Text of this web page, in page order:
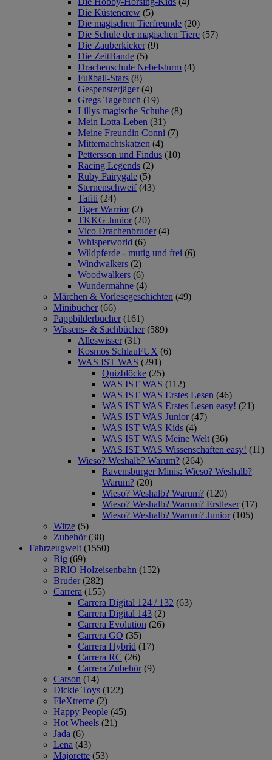
Die Küstencrew (5)
Die magischen Tierfreunde (20)
Die Schule der magischen Tiere (57)
Die Zauberkicker (9)
Die ZeitBande (5)
Drachenschule Nebelsturm (4)
Fußball-Stars (8)
Gespensterjäger (4)
Gregs Tagebuch (19)
Lillys magische Schuhe (8)
Mein Lotta-Leben (31)
Meine Freundin Conni (7)
Mitternachtskatzen (4)
Pettersson und Findus (10)
Racing Legends (2)
Ruby Fairygale (5)
Sternenschweif (43)
Tafiti (24)
Tiger Warrior (2)
TKKG Junior (20)
Vico Drachenbruder (4)
Whisperworld (6)
Wildpferde - mutig und frei (6)
Windwalkers (2)
Woodwalkers (6)
Wundermähne (4)
Märchen & Vorlesegeschichten (49)
Minibücher (66)
Pappbilderbücher (161)
Wissens- & Sachbücher (589)
Alleswisser (31)
Kosmos SchlauFUX (6)
WAS IST WAS (291)
Quizblöcke (25)
WAS IST WAS (112)
WAS IST WAS Erstes Lesen (46)
WAS IST WAS Erstes Lesen easy! (21)
WAS IST WAS Junior (47)
WAS IST WAS Kids (4)
WAS IST WAS Meine Welt (36)
WAS IST WAS Wissenschaften easy! (11)
Wieso? Weshalb? Warum? (264)
Ravensburger Minis: Wieso? Weshalb?
Warum? (20)
Wieso? Weshalb? Warum? (120)
Wieso? Weshalb? Warum? Erstleser (17)
Wieso? Weshalb? Warum? Junior (105)
Witze (5)
Zubehör (38)
Fahrzeugwelt (1550)
Big (69)
BRIO Holzeisenbahn (152)
Bruder (282)
Carrera (155)
Carrera Digital 124 / 132 (63)
Carrera Digital 143 (2)
Carrera Evolution (26)
Carrera GO (35)
Carrera Hybrid (17)
Carrera RC (26)
Carrera Zubehör (9)
Carson (14)
Dickie Toys (122)
FleXtreme (2)
Happy People (45)
Hot Wheels (21)
Jada (6)
Lena (43)
Majorette (53)